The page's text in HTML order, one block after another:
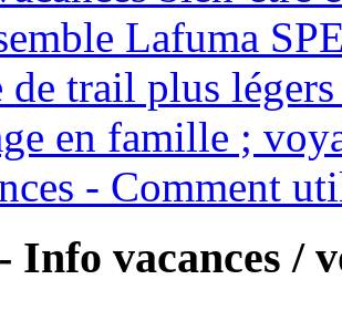
Lafuma
de trail plus
en famille ;
- Comment
Info vacances /